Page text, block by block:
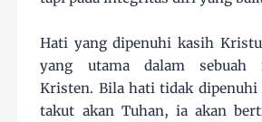
Hati yang dipenuhi kasih
yang utama dalam sebuah
Kristen. Bila hati tidak dipenuhi
takut akan Tuhan, ia akan